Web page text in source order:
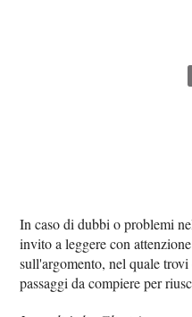
In caso di dubbi o problemi
invito a leggere con
sull'argomento, nel quale
passaggi da compiere per